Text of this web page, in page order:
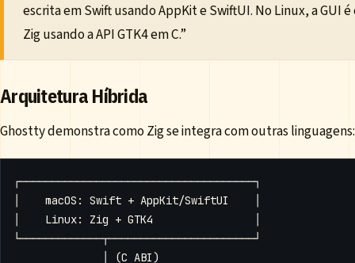
escrita em Swift usando AppKit e SwiftUI. No Linux, a GUI
Zig usando a API GTK4 em C.”
Arquitetura Híbrida
Ghostty demonstra como Zig se integra com outras linguagens: